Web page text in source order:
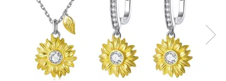
semipretioase
Bijuterii argint placat cu aur
Bijuterii argint cu diverse
materiale
Bijuterii argint cu murano
Bijuterii de Lux
Bijuterii gotice si rock
Bijuterii Handmade
Bijuterii fantezie
Casete si cutii de bijuterii